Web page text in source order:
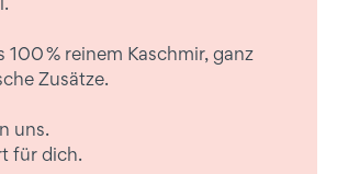
100 % reinem Kaschmir, ganz
Zusätze.
uns.
für dich.